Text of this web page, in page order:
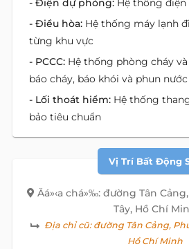
- Điện dự phòng: Hệ thống điện
- Điều hòa: Hệ thống máy lạnh
từng khu vực
- PCCC: Hệ thống phòng cháy
báo cháy, báo khói và phun
- Lối thoát hiểm: Hệ thống
bảo tiêu chuẩn
Vị Trí Bất Động
Äá»‹a chá»‰: đường Tân
Tây, Hồ Chí
Địa chỉ cũ:đường Tân Cảng,
Hồ Chí Minh